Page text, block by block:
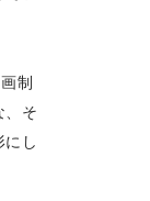
制
、そ
し